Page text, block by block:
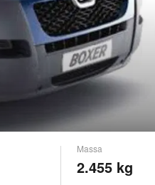
Massa
2.455 kg